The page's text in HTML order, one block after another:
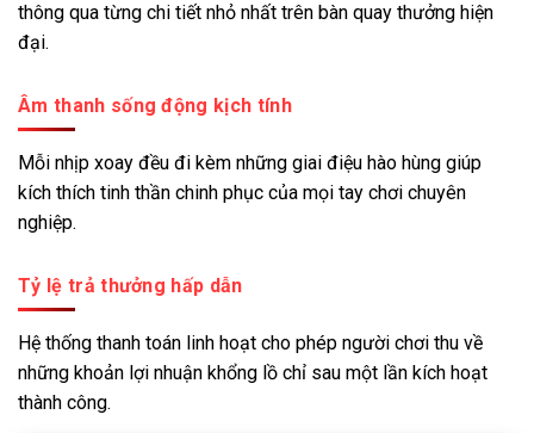
thông qua từng chi tiết nhỏ nhất trên bàn quay thưởng hiện
đại.
Âm thanh sống động kịch tính
Mỗi nhịp xoay đều đi kèm những giai điệu hào hùng giúp
kích thích tinh thần chinh phục của mọi tay chơi chuyên
nghiệp.
Tỷ lệ trả thưởng hấp dẫn
Hệ thống thanh toán linh hoạt cho phép người chơi thu về
những khoản lợi nhuận khổng lồ chỉ sau một lần kích hoạt
thành công.